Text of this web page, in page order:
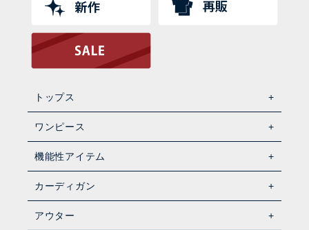
トップス
ワンピース
機能性アイテム
カーディガン
アウター